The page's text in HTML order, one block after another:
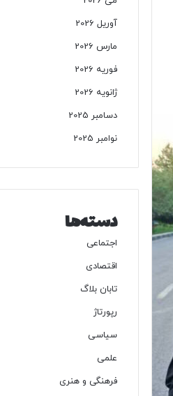
آوریل 2026
مارس 2026
فوریه 2026
ژانویه 2026
دسامبر 2025
نوامبر 2025
دسته‌ها
اجتماعی
اقتصادی
تابان بلاگ
رپورتاژ
سیاسی
علمی
فرهنگی و هنری